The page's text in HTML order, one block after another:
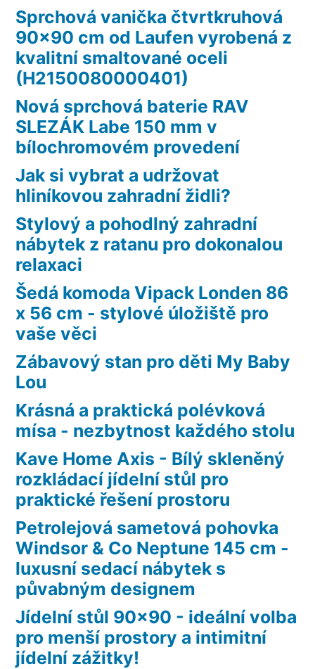
Sprchová vanička čtvrtkruhová
90×90 cm od Laufen vyrobená z
kvalitní smaltované oceli
(H2150080000401)
Nová sprchová baterie RAV
SLEZÁK Labe 150 mm v
bílochromovém provedení
Jak si vybrat a udržovat
hliníkovou zahradní židli?
Stylový a pohodlný zahradní
nábytek z ratanu pro dokonalou
relaxaci
Šedá komoda Vipack Londen 86
x 56 cm - stylové úložiště pro
vaše věci
Zábavový stan pro děti My Baby
Lou
Krásná a praktická polévková
mísa - nezbytnost každého stolu
Kave Home Axis - Bílý skleněný
rozkládací jídelní stůl pro
praktické řešení prostoru
Petrolejová sametová pohovka
Windsor & Co Neptune 145 cm -
luxusní sedací nábytek s
půvabným designem
Jídelní stůl 90×90 - ideální volba
pro menší prostory a intimitní
jídelní zážitky!